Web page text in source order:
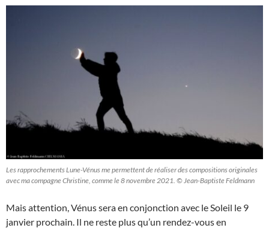
Les rapprochements Lune-Vénus me permettent de réaliser des compositions originales
avec ma compagne Christine, comme le 8 novembre 2021. © Jean-Baptiste Feldmann
Mais attention, Vénus sera en conjonction avec le Soleil le 9
janvier prochain. Il ne reste plus qu’un rendez-vous en